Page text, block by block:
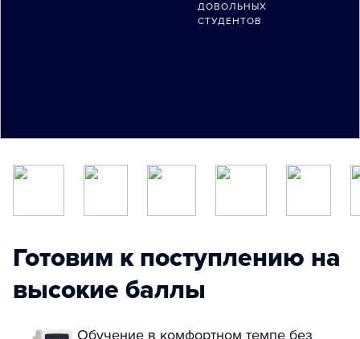
ДОВОЛЬНЫХ
СТУДЕНТОВ
Готовим к поступлению на
высокие баллы
Обучение в комфортном темпе без